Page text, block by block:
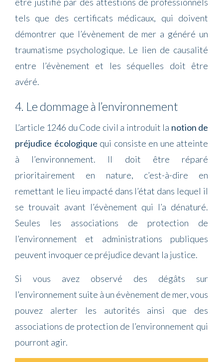
tels que des certificats médicaux, qui doivent
démontrer que l’évènement de mer a généré un
traumatisme psychologique. Le lien de causalité
entre l’évènement et les séquelles doit être
avéré.
4. Le dommage à l’environnement
L’article 1246 du Code civil a introduit la notion de
préjudice écologique qui consiste en une atteinte
à l’environnement. Il doit être réparé
prioritairement en nature, c’est-à-dire en
remettant le lieu impacté dans l’état dans lequel il
se trouvait avant l’évènement qui l’a dénaturé.
Seules les associations de protection de
l’environnement et administrations publiques
peuvent invoquer ce préjudice devant la justice.
Si vous avez observé des dégâts sur
l’environnement suite à un évènement de mer, vous
pouvez alerter les autorités ainsi que des
associations de protection de l’environnement qui
pourront agir.